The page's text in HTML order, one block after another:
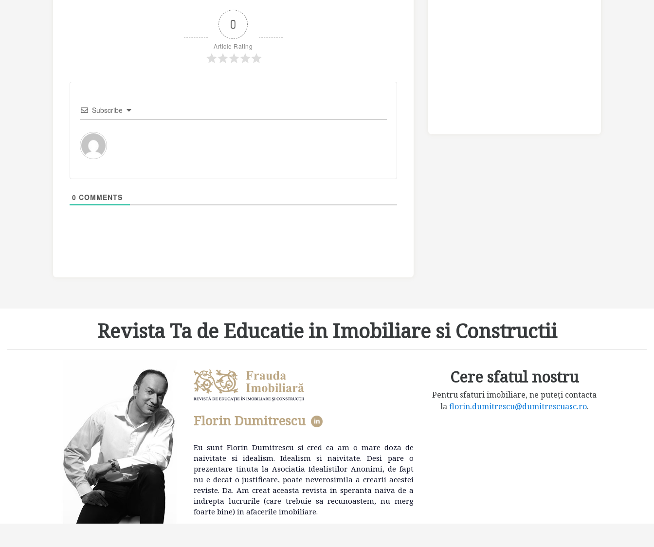
0
Article Rating
Subscribe
0 COMMENTS
Revista Ta de Educatie in Imobiliare si Constructii
Florin Dumitrescu
Eu sunt Florin Dumitrescu si cred ca am o mare doza de
naivitate si idealism. Idealism si naivitate. Desi pare o
prezentare tinuta la Asociatia Idealistilor Anonimi, de fapt
nu e decat o justificare, poate neverosimila a crearii acestei
reviste. Da. Am creat aceasta revista in speranta naiva de a
indrepta lucrurile (care trebuie sa recunoastem, nu merg
foarte bine) in afacerile imobiliare.
Cere sfatul nostru
Pentru sfaturi imobiliare, ne puteți contacta
laflorin.dumitrescu@dumitrescuasc.ro.